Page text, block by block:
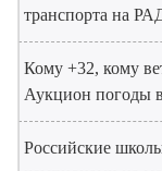
транспорта на
Кому +32, кому
Аукцион погоды
Российские